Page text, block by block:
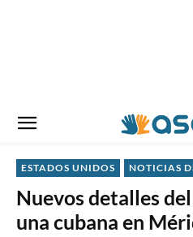
ESTADOS UNIDOS NOTICIAS
Nuevos detalles
una cubana en